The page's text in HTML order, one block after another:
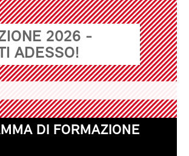
2026 -
ADESSO!
DI FORMAZIONE